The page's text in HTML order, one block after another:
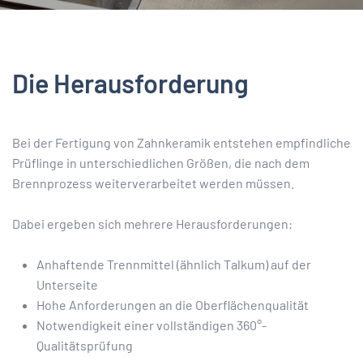
Die Herausforderung
Bei der Fertigung von Zahnkeramik entstehen empfindliche
Prüflinge in unterschiedlichen Größen, die nach dem
Brennprozess weiterverarbeitet werden müssen.
Dabei ergeben sich mehrere Herausforderungen:
Anhaftende Trennmittel (ähnlich Talkum) auf der
Unterseite
Hohe Anforderungen an die Oberflächenqualität
Notwendigkeit einer vollständigen 360°-
Qualitätsprüfung